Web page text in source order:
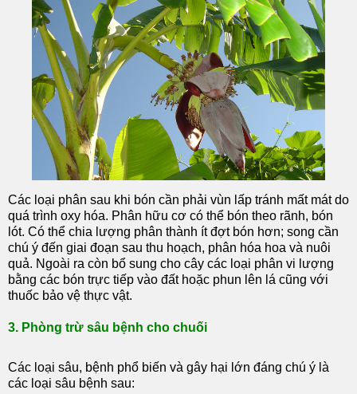
Các loại phân sau khi bón cần phải vùn lấp tránh mất mát do
quá trình oxy hóa. Phân hữu cơ có thể bón theo rãnh, bón
lót. Có thể chia lượng phân thành ít đợt bón hơn; song cần
chú ý đến giai đoạn sau thu hoạch, phân hóa hoa và nuôi
quả. Ngoài ra còn bổ sung cho cây các loại phân vi lượng
bằng các bón trực tiếp vào đất hoặc phun lên lá cũng với
thuốc bảo vệ thực vật.
3. Phòng trừ sâu bệnh cho chuối
Các loại sâu, bệnh phổ biến và gây hại lớn đáng chú ý là
các loại sâu bệnh sau: